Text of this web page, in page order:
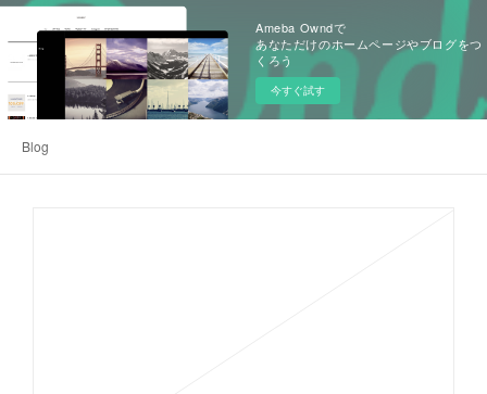
Ameba Owndで
あなただけのホームページやブログをつ
くろう
今すぐ試す
Blog